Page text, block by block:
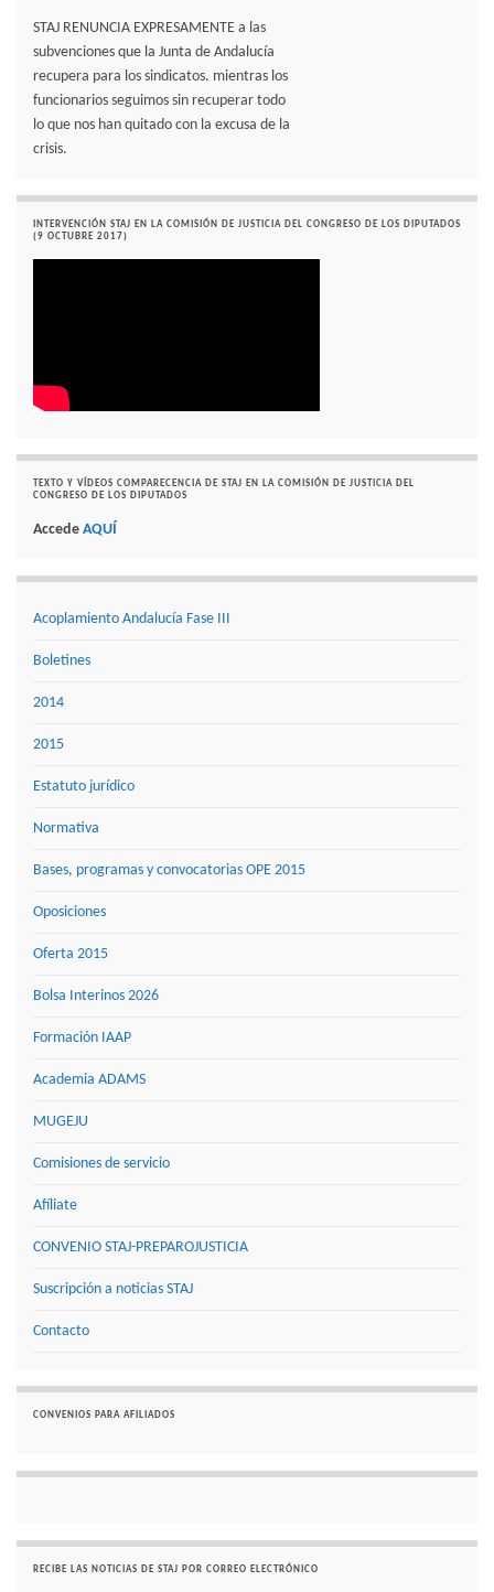
STAJ RENUNCIA EXPRESAMENTE a las
subvenciones que la Junta de Andalucía
recupera para los sindicatos. mientras los
funcionarios seguimos sin recuperar todo
lo que nos han quitado con la excusa de la
crisis.
INTERVENCIÓN STAJ EN LA COMISIÓN DE JUSTICIA DEL CONGRESO DE LOS DIPUTADOS
(9 OCTUBRE 2017)
TEXTO Y VÍDEOS COMPARECENCIA DE STAJ EN LA COMISIÓN DE JUSTICIA DEL
CONGRESO DE LOS DIPUTADOS
Accede AQUÍ
Acoplamiento Andalucía Fase III
Boletines
2014
2015
Estatuto jurídico
Normativa
Bases, programas y convocatorias OPE 2015
Oposiciones
Oferta 2015
Bolsa Interinos 2026
Formación IAAP
Academia ADAMS
MUGEJU
Comisiones de servicio
Afíliate
CONVENIO STAJ-PREPAROJUSTICIA
Suscripción a noticias STAJ
Contacto
CONVENIOS PARA AFILIADOS
RECIBE LAS NOTICIAS DE STAJ POR CORREO ELECTRÓNICO